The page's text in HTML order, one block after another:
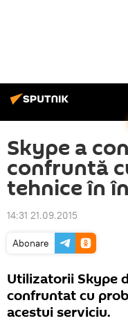
Skype a
confruntă
tehnice în
14:31 21.09.2015
Abonare
Utilizatorii Skype
confruntat cu
acestui serviciu.